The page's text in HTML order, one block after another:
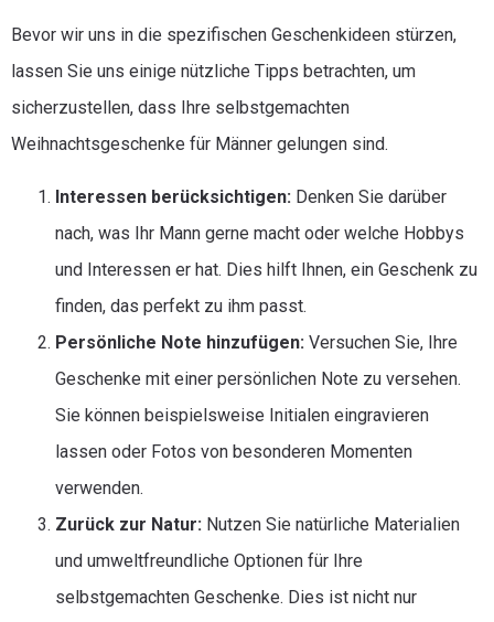
Bevor wir uns in die spezifischen Geschenkideen stürzen,
lassen Sie uns einige nützliche Tipps betrachten, um
sicherzustellen, dass Ihre selbstgemachten
Weihnachtsgeschenke für Männer gelungen sind.
Interessen berücksichtigen: Denken Sie darüber
nach, was Ihr Mann gerne macht oder welche Hobbys
und Interessen er hat. Dies hilft Ihnen, ein Geschenk zu
finden, das perfekt zu ihm passt.
Persönliche Note hinzufügen: Versuchen Sie, Ihre
Geschenke mit einer persönlichen Note zu versehen.
Sie können beispielsweise Initialen eingravieren
lassen oder Fotos von besonderen Momenten
verwenden.
Zurück zur Natur: Nutzen Sie natürliche Materialien
und umweltfreundliche Optionen für Ihre
selbstgemachten Geschenke. Dies ist nicht nur